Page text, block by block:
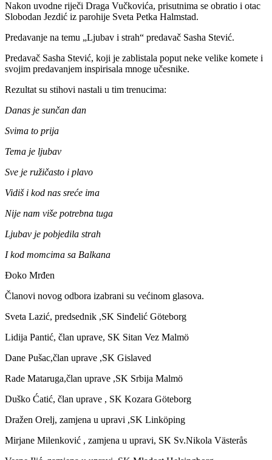
Nakon uvodne riječi Draga Vučkovića, prisutnima se obratio i otac
Slobodan Jezdić iz parohije Sveta Petka Halmstad.
Predavanje na temu „Ljubav i strah“ predavač Sasha Stević.
Predavač Sasha Stević, koji je zablistala poput neke velike komete i
svojim predavanjem inspirisala mnoge učesnike.
Rezultat su stihovi nastali u tim trenucima:
Danas je sunčan dan
Svima to prija
Tema je ljubav
Sve je ružičasto i plavo
Vidiš i kod nas sreće ima
Nije nam više potrebna tuga
Ljubav je pobjedila strah
I kod momcima sa Balkana
Đoko Mrđen
Članovi novog odbora izabrani su većinom glasova.
Sveta Lazić, predsednik ,SK Sinđelić Göteborg
Lidija Pantić, član uprave, SK Sitan Vez Malmö
Dane Pušac,član uprave ,SK Gislaved
Rade Mataruga,član uprave ,SK Srbija Malmö
Duško Ćatić, član uprave , SK Kozara Göteborg
Dražen Orelj, zamjena u upravi ,SK Linköping
Mirjane Milenković , zamjena u upravi, SK Sv.Nikola Västerås